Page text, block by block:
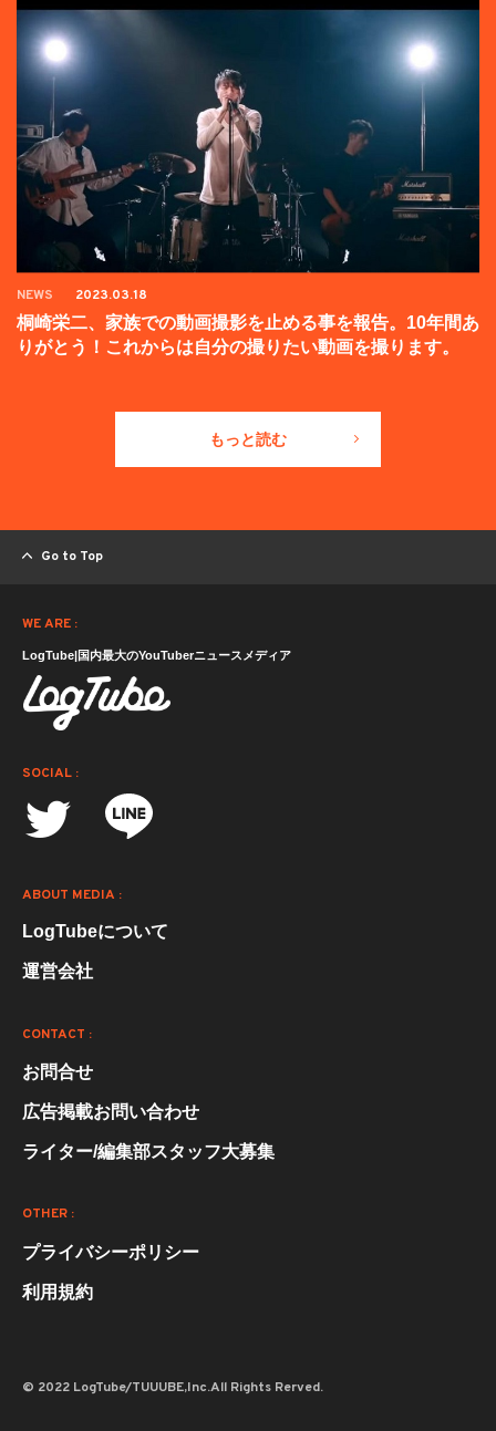
NEWS 2023.03.18
桐崎栄二、家族での動画撮影を止める事を報告。10年間あ
りがとう！これからは自分の撮りたい動画を撮ります。
もっと読む
Go to Top
WE ARE :
LogTube|国内最大のYouTuberニュースメディア
SOCIAL :
ABOUT MEDIA :
LogTubeについて
運営会社
CONTACT :
お問合せ
広告掲載お問い合わせ
ライター/編集部スタッフ大募集
OTHER :
プライバシーポリシー
利用規約
© 2022 LogTube/TUUUBE,Inc.All Rights Rerved.